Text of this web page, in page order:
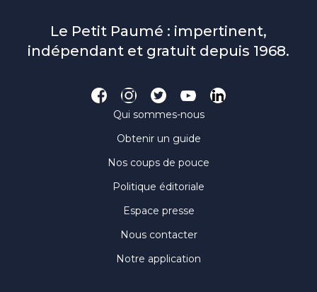
Le Petit Paumé : impertinent,
indépendant et gratuit depuis 1968.
Qui sommes-nous
Obtenir un guide
Nos coups de pouce
Politique éditoriale
Espace presse
Nous contacter
Notre application